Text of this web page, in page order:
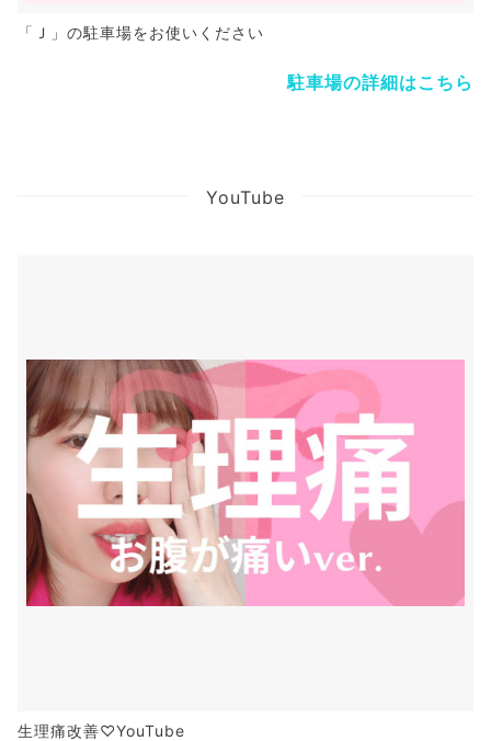
「Ｊ」の駐車場をお使いください
駐車場の詳細はこちら
YouTube
生理痛改善♡YouTube